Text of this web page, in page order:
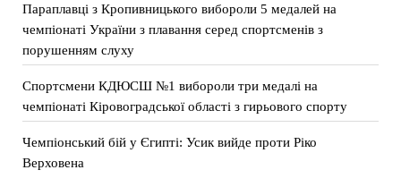
Параплавці з Кропивницького вибороли 5 медалей на
чемпіонаті України з плавання серед спортсменів з
порушенням слуху
Спортсмени КДЮСШ №1 вибороли три медалі на
чемпіонаті Кіровоградської області з гирьового спорту
Чемпіонський бій у Єгипті: Усик вийде проти Ріко
Верховена